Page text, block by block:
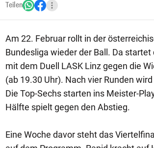
Teilen
Am 22. Februar rollt in der
Bundesliga wieder der Ball. Da startet
mit dem Duell LASK Linz gegen die
(ab 19.30 Uhr). Nach vier Runden
Die Top-Sechs starten ins Meister-
Hälfte spielt gegen den Abstieg.
Eine Woche davor steht das